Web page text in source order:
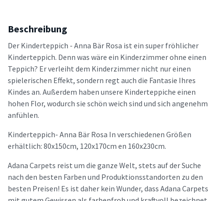
Beschreibung
Der Kinderteppich - Anna Bär Rosa ist ein super fröhlicher
Kinderteppich. Denn was wäre ein Kinderzimmer ohne einen
Teppich? Er verleiht dem Kinderzimmer nicht nur einen
spielerischen Effekt, sondern regt auch die Fantasie Ihres
Kindes an. Außerdem haben unsere Kinderteppiche einen
hohen Flor, wodurch sie schön weich sind und sich angenehm
anfühlen.
Kinderteppich- Anna Bär Rosa In verschiedenen Größen
erhältlich: 80x150cm, 120x170cm en 160x230cm.
Adana Carpets reist um die ganze Welt, stets auf der Suche
nach den besten Farben und Produktionsstandorten zu den
besten Preisen! Es ist daher kein Wunder, dass Adana Carpets